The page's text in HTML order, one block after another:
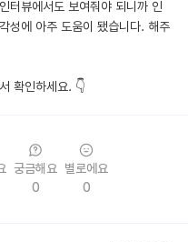
터뷰에서도 보여줘야 되니까 인
성에 아주 도움이 됐습니다. 해주
확인하세요. 👇
궁금해요
0
별로에요
0